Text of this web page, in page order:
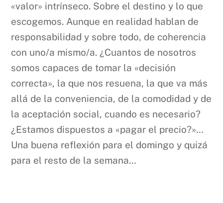
«valor» intrínseco. Sobre el destino y lo que
escogemos. Aunque en realidad hablan de
responsabilidad y sobre todo, de coherencia
con uno/a mismo/a. ¿Cuantos de nosotros
somos capaces de tomar la «decisión
correcta», la que nos resuena, la que va más
allá de la conveniencia, de la comodidad y de
la aceptación social, cuando es necesario?
¿Estamos dispuestos a «pagar el precio?»…
Una buena reflexión para el domingo y quizá
para el resto de la semana…